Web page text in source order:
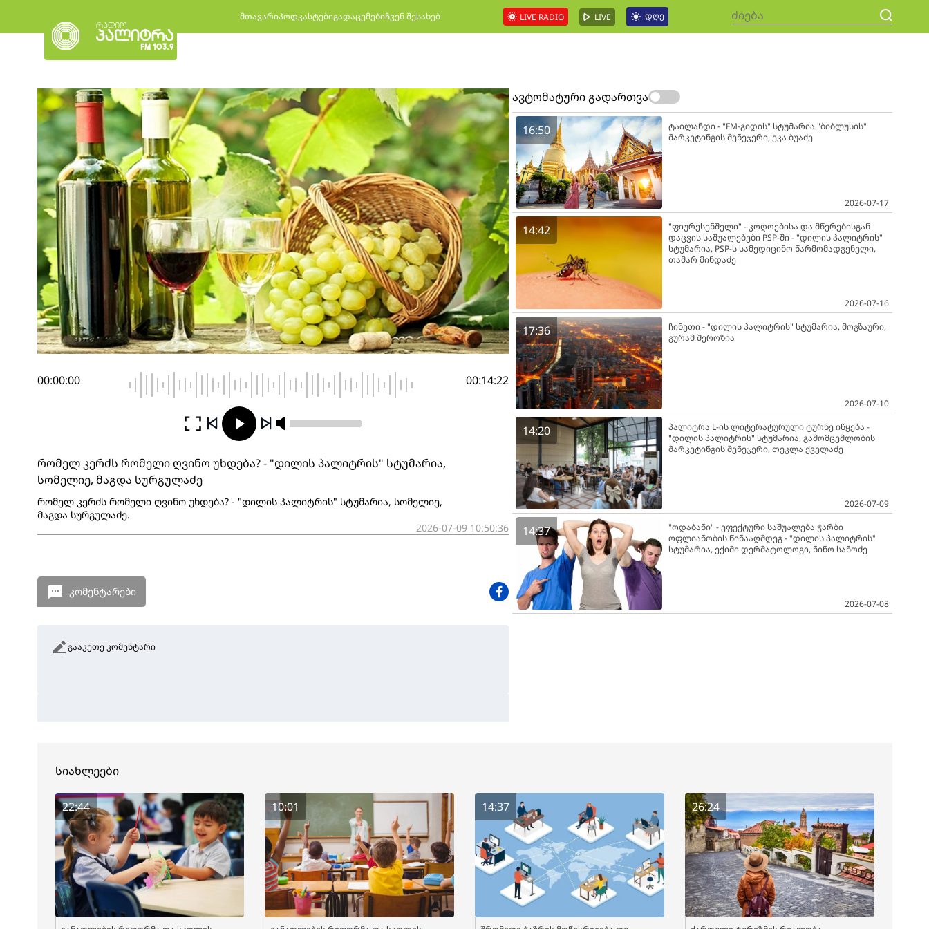
მთავარიპოდკასტებიგადაცემებიჩვენ შესახებ LIVE RADIO LIVE დღე
00:00:00 00:14:22
რომელ კერძს რომელი ღვინო უხდება? - "დილის პალიტრის" სტუმარია,
სომელიე, მაგდა სურგულაძე
რომელ კერძს რომელი ღვინო უხდება? - "დილის პალიტრის" სტუმარია, სომელიე,
მაგდა სურგულაძე.
2026-07-09 10:50:36
კომენტარები
გააკეთე კომენტარი
ავტომატური გადართვა
16:50
ტაილანდი - "FM-გიდის" სტუმარია "ბიბლუსის"
მარკეტინგის მენეჯერი, ეკა ბუაძე
2026-07-17
14:42
"ფიურესენშელი" - კოღოებისა და მწერებისგან
დაცვის საშუალებები PSP-ში - "დილის პალიტრის"
სტუმარია, PSP-ს სამედიცინო წარმომადგენელი,
თამარ მინდაძე
2026-07-16
17:36
ჩინეთი - "დილის პალიტრის" სტუმარია, მოგზაური,
გურამ შეროზია
2026-07-10
14:20
პალიტრა L-ის ლიტერატურული ტურნე იწყება -
"დილის პალიტრის" სტუმარია, გამომცემლობის
მარკეტინგის მენეჯერი, თეკლა ქველაძე
2026-07-09
14:37
"ოდაბანი" - ეფექტური საშუალება ჭარბი
ოფლიანობის წინააღმდეგ - "დილის პალიტრის"
სტუმარია, ექიმი დერმატოლოგი, ნინო სანოძე
2026-07-08
სიახლეები
22:44 10:01 14:37 26:24